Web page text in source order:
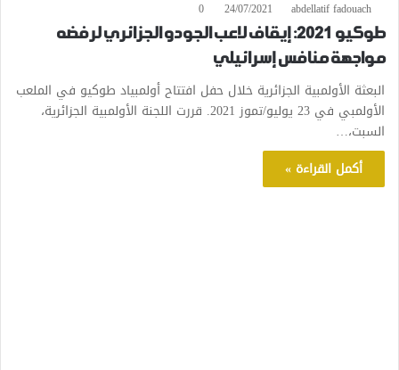
abdellatif fadouach
24/07/2021
0
طوكيو 2021: إيقاف لاعب الجودو الجزائري لرفضه
مواجهة منافس إسرائيلي
البعثة الأولمبية الجزائرية خلال حفل افتتاح أولمبياد طوكيو في الملعب
الأولمبي في 23 يوليو/تموز 2021. قررت اللجنة الأولمبية الجزائرية،
السبت،…
أكمل القراءة »